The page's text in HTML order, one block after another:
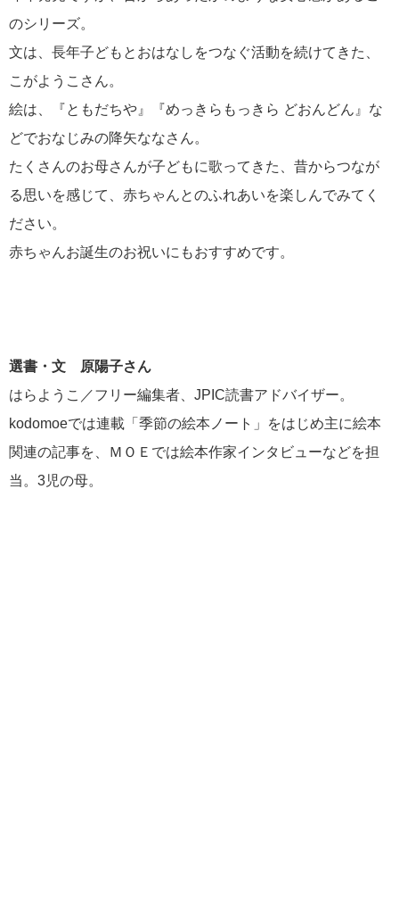
のシリーズ。
文は、長年子どもとおはなしをつなぐ活動を続けてきた、
こがようこさん。
絵は、『ともだちや』『めっきらもっきら どおんどん』な
どでおなじみの降矢ななさん。
たくさんのお母さんが子どもに歌ってきた、昔からつなが
る思いを感じて、赤ちゃんとのふれあいを楽しんでみてく
ださい。
赤ちゃんお誕生のお祝いにもおすすめです。
選書・文 原陽子さん
はらようこ／フリー編集者、JPIC読書アドバイザー。
kodomoeでは連載「季節の絵本ノート」をはじめ主に絵本
関連の記事を、ＭＯＥでは絵本作家インタビューなどを担
当。3児の母。